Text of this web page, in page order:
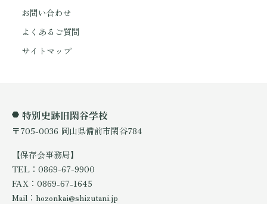
お問い合わせ
よくあるご質問
サイトマップ
特別史跡旧閑谷学校
〒705-0036 岡山県備前市閑谷784
【保存会事務局】
TEL：0869-67-9900
FAX：0869-67-1645
Mail：hozonkai@shizutani.jp